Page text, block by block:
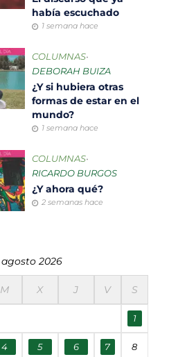
había escuchado
1 semana hace
COLUMNAS•
DEBORAH BUIZA
¿Y si hubiera otras
formas de estar en el
mundo?
1 semana hace
COLUMNAS•
RICARDO BURGOS
¿Y ahora qué?
2 semanas hace
agosto 2026
M X J V S
1
4 5 6 7 8